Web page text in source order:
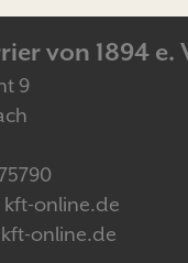
von 1894 e.
9
kft-online.de
online.de